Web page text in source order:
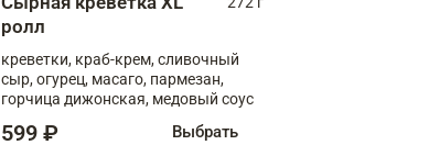
ролл
креветки, краб-крем, сливочный
сыр, огурец, масаго, пармезан,
горчица дижонская, медовый соус
599 ₽ Выбрать